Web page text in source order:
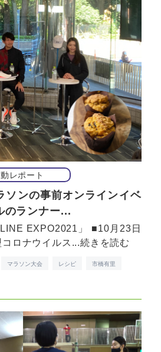
レポート
ソンの事前オンラインイベ
のランナー...
EXPO2021」 ■10月23日
ロナウイルス...続きを読む
マラソン大会 レシピ 市橋有里